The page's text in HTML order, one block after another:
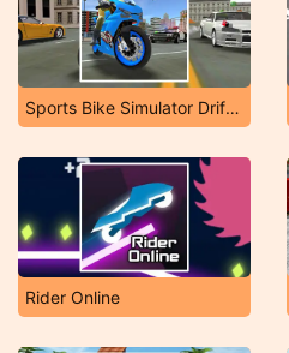
Sports Bike Simulator Drift 3D
Rider Online